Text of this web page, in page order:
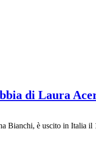
di Laura
Bianchi, è uscito in Italia il